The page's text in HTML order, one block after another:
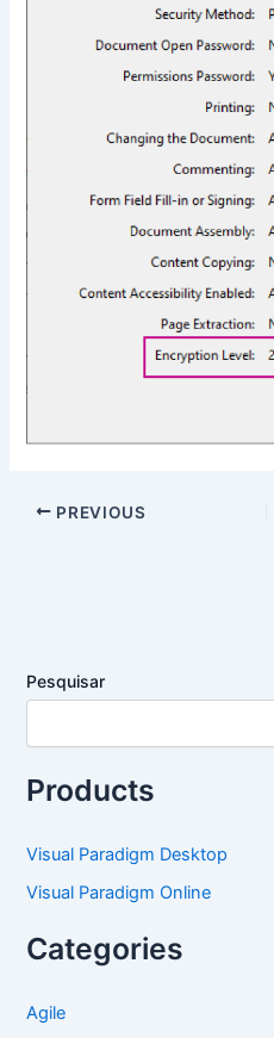
PREVIOUS
Pesquisar
Products
Visual Paradigm Desktop
Visual Paradigm Online
Categories
Agile